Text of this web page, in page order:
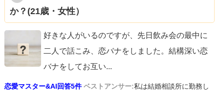
か？(21歳・女性）
好きな人がいるのですが、先日飲み会の最中に
二人で話こみ、恋バナをしました。結構深い恋
バナをしてお互い...
恋愛マスター&AI回答5件 ベストアンサー:私は結婚相談所に勤務し